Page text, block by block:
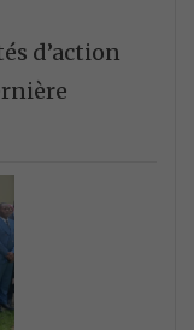
d’action